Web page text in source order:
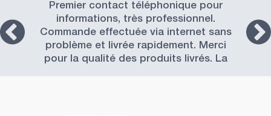
Premier contact téléphonique pour
informations, très professionnel.
Commande effectuée via internet sans
problème et livrée rapidement. Merci
pour la qualité des produits livrés. La